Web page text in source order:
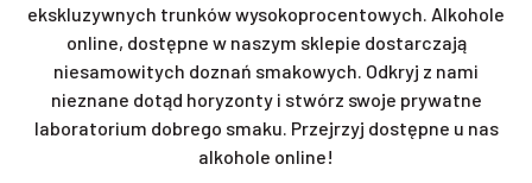
ekskluzywnych trunków wysokoprocentowych. Alkohole
online, dostępne w naszym sklepie dostarczają
niesamowitych doznań smakowych. Odkryj z nami
nieznane dotąd horyzonty i stwórz swoje prywatne
laboratorium dobrego smaku. Przejrzyj dostępne u nas
alkohole online!